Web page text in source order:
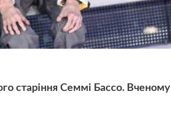
старіння Семмі Бассо. Вченому